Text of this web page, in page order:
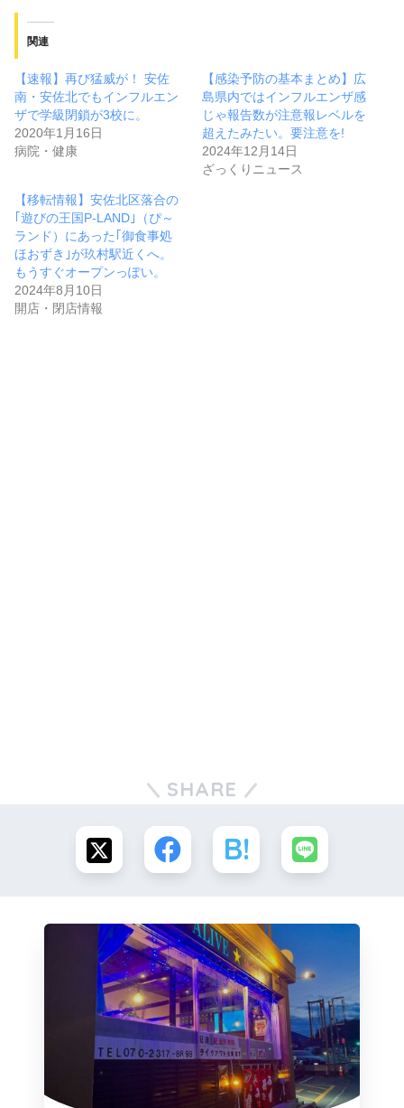
関連
【速報】再び猛威が！ 安佐
南・安佐北でもインフルエン
ザで学級閉鎖が3校に。
2020年1月16日
病院・健康
【感染予防の基本まとめ】広
島県内ではインフルエンザ感
じゃ報告数が注意報レベルを
超えたみたい。要注意を!
2024年12月14日
ざっくりニュース
【移転情報】安佐北区落合の
｢遊びの王国P-LAND｣（ぴ～
ランド）にあった｢御食事処
ほおずき｣が玖村駅近くへ。
もうすぐオープンっぽい。
2024年8月10日
開店・閉店情報
SHARE